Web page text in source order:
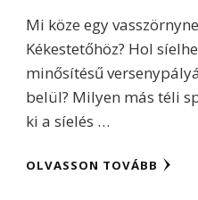
Mi köze egy
Kékestetőhöz? Hol
minősítésű
belül? Milyen más téli
ki a síelés …
OLVASSON TOVÁBB